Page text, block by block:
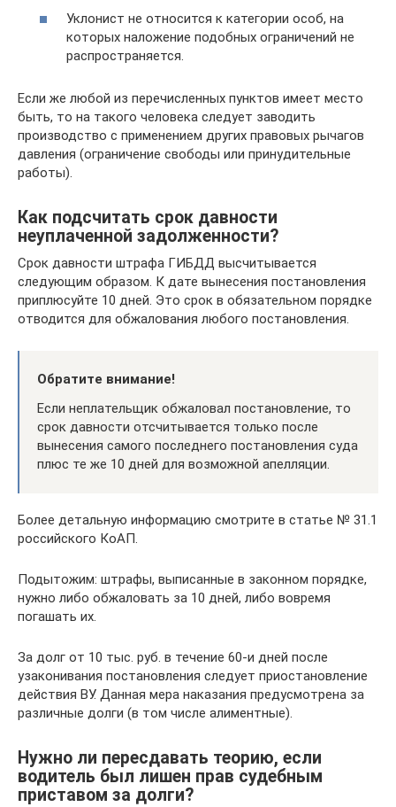
Уклонист не относится к категории особ, на
которых наложение подобных ограничений не
распространяется.
Если же любой из перечисленных пунктов имеет место
быть, то на такого человека следует заводить
производство с применением других правовых рычагов
давления (ограничение свободы или принудительные
работы).
Как подсчитать срок давности
неуплаченной задолженности?
Срок давности штрафа ГИБДД высчитывается
следующим образом. К дате вынесения постановления
приплюсуйте 10 дней. Это срок в обязательном порядке
отводится для обжалования любого постановления.
Обратите внимание!
Если неплательщик обжаловал постановление, то
срок давности отсчитывается только после
вынесения самого последнего постановления суда
плюс те же 10 дней для возможной апелляции.
Более детальную информацию смотрите в статье № 31.1
российского КоАП.
Подытожим: штрафы, выписанные в законном порядке,
нужно либо обжаловать за 10 дней, либо вовремя
погашать их.
За долг от 10 тыс. руб. в течение 60-и дней после
узаконивания постановления следует приостановление
действия ВУ. Данная мера наказания предусмотрена за
различные долги (в том числе алиментные).
Нужно ли пересдавать теорию, если
водитель был лишен прав судебным
приставом за долги?